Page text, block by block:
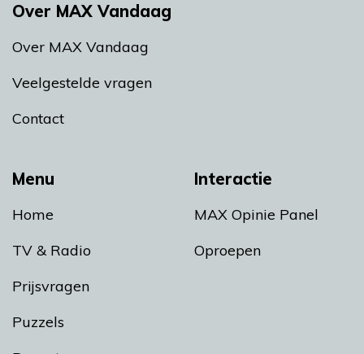
Menu
Home
TV & Radio
Prijsvragen
Puzzels
Interactie
MAX Opinie Panel
Oproepen
Over MAX Vandaag
Over MAX Vandaag
Veelgestelde vragen
Contact